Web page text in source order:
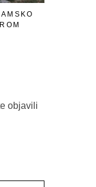
objavili